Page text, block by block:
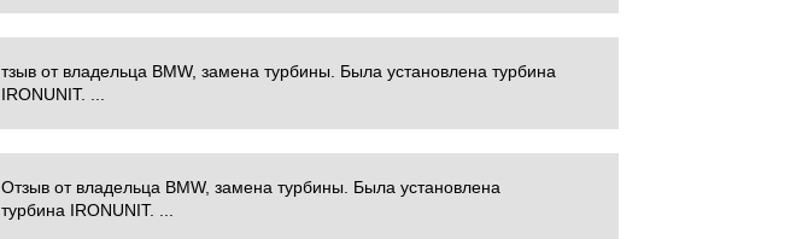
тзыв от владельца BMW, замена турбины. Была установлена турбина
IRONUNIT. ...
Отзыв от владельца BMW, замена турбины. Была установлена
турбина IRONUNIT. ...